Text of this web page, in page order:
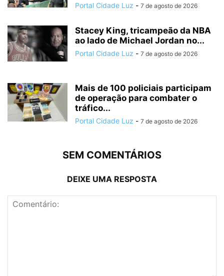
Portal Cidade Luz - 7 de agosto de 2026
Stacey King, tricampeão da NBA
ao lado de Michael Jordan no...
Portal Cidade Luz - 7 de agosto de 2026
Mais de 100 policiais participam
de operação para combater o
tráfico...
Portal Cidade Luz - 7 de agosto de 2026
SEM COMENTÁRIOS
DEIXE UMA RESPOSTA